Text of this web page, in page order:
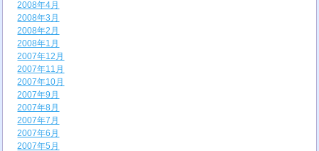
2008年4月
2008年3月
2008年2月
2008年1月
2007年12月
2007年11月
2007年10月
2007年9月
2007年8月
2007年7月
2007年6月
2007年5月